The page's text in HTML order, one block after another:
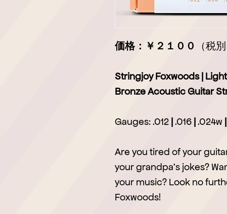
価格：￥２１００ （税別
Stringjoy Foxwoods |
Bronze Acoustic Guitar
Gauges: .012 |.016 |.024w |
Are you tired of your
your grandpa’s jokes?
your music? Look no
Foxwoods!